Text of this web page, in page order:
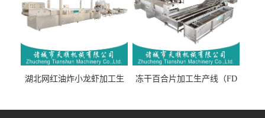
湖北网红油炸小龙虾加工生
线）
冻干百合片加工生产线（FD
线）